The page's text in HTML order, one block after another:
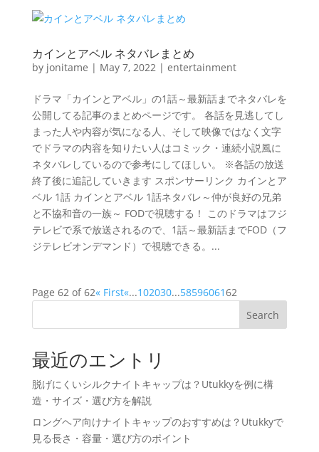
カインとアベル ネタバレまとめ
by jonitame | May 7, 2022| entertainment
ドラマ「カインとアベル」の1話～最新話までネタバレを
公開してる記事のまとめページです。 各話を見逃してし
まった人や内容が気になる人、そして映像ではなく文字
でドラマの内容を知りたい人はコミック・連続小説風に
ネタバレしているので参考にしてほしい。 ※各話の放送
終了後に追記していきます スポンサーリンク カインとア
ベル 1話 カインとアベル 1話ネタバレ～仲が良好の兄弟
と不協和音の一族～ FODで視聴する！ このドラマはフジ
テレビで系で放送されるので、1話～最新話までFOD（フ
ジテレビオンデマンド）で視聴できる。...
Page 62 of 62« First«...102030...5859606162
Search
最近のエントリ
脱げにくいシルクナイトキャップは？Utukkyを例に構
造・サイズ・選び方を解説
ロングヘア向けナイトキャップのおすすめは？Utukkyで
見る長さ・容量・選び方のポイント